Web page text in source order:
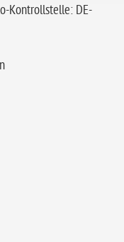
Kontrollstelle: DE-